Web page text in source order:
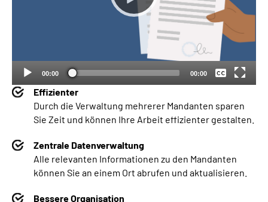
Effizienter
Durch die Verwaltung mehrerer Mandanten sparen
Sie Zeit und können Ihre Arbeit effizienter gestalten.
Zentrale Datenverwaltung
Alle relevanten Informationen zu den Mandanten
können Sie an einem Ort abrufen und aktualisieren.
Bessere Organisation
00:00 00:00
Keine
Deutsch